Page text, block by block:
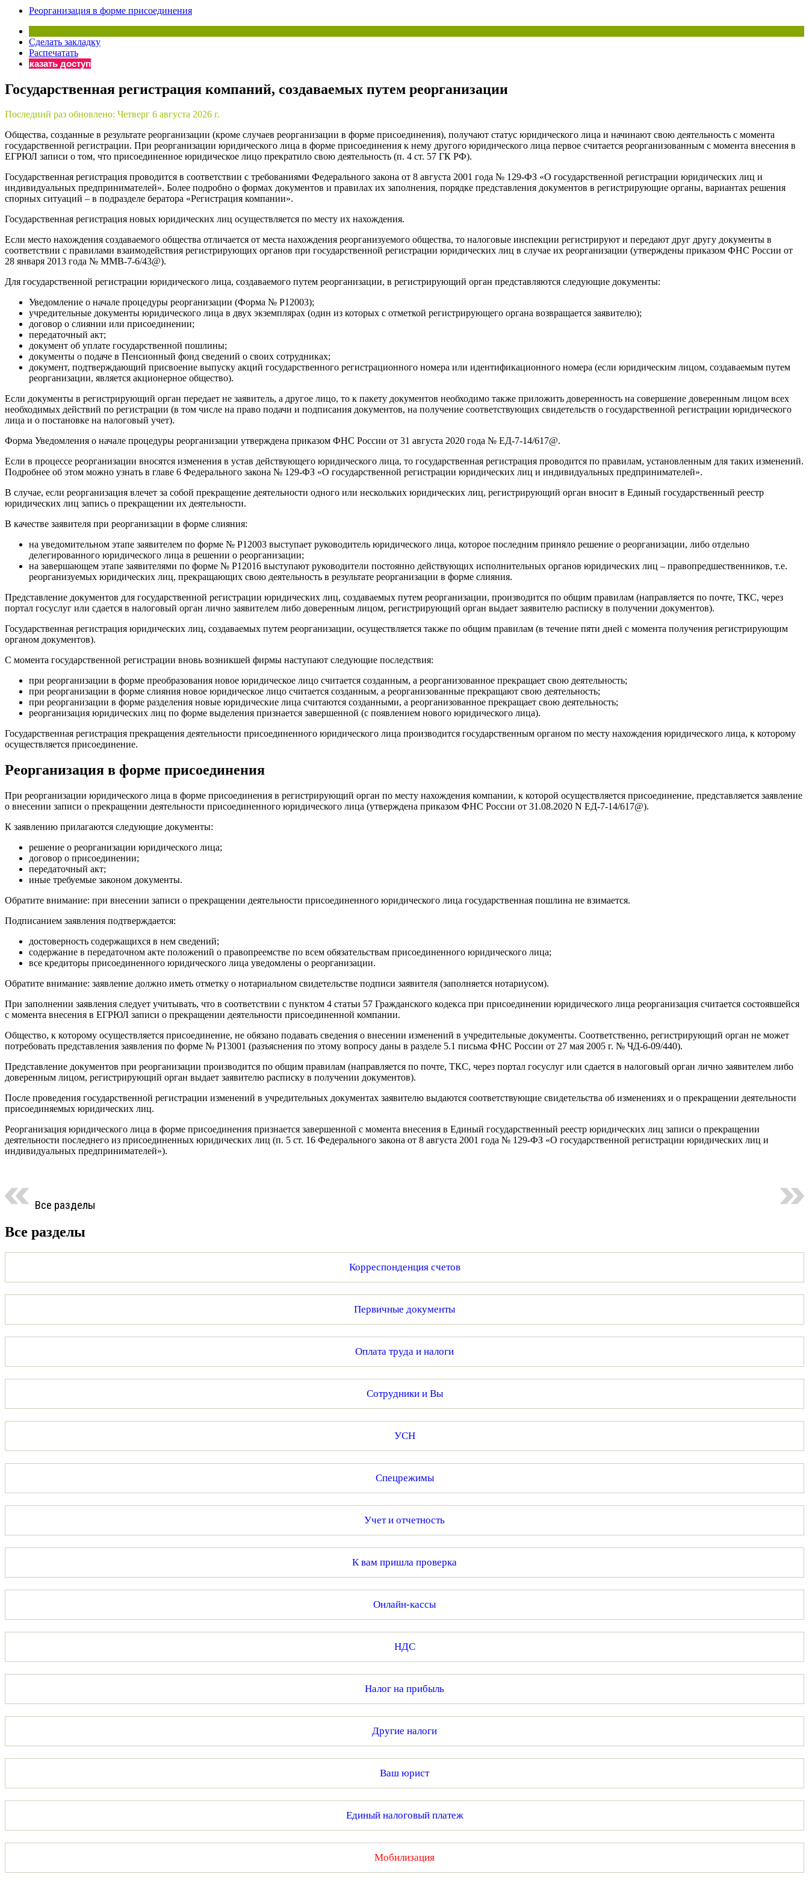
«Практическая энциклопедия бухгалтера»
Онлайн-сервисы «Учетная политика» и «Алгоритмы для бухгалтера»
Просто заполните форму, и мы вышлем вам на почту письмо с льготным счетом.
Реорганизация в форме присоединения
Сделать закладку
Распечатать
Заказать доступ
Государственная регистрация компаний, создаваемых путем реорганизации
Последний раз обновлено: Четверг 6 августа 2026 г.
Общества, созданные в результате реорганизации (кроме случаев реорганизации в форме присоединения), получают статус юридического лица и начинают свою деятельность с момента
государственной регистрации. При реорганизации юридического лица в форме присоединения к нему другого юридического лица первое считается реорганизованным с момента внесения в
ЕГРЮЛ записи о том, что присоединенное юридическое лицо прекратило свою деятельность (п. 4 ст. 57 ГК РФ).
Государственная регистрация проводится в соответствии с требованиями Федерального закона от 8 августа 2001 года № 129-ФЗ «О государственной регистрации юридических лиц и
индивидуальных предпринимателей». Более подробно о формах документов и правилах их заполнения, порядке представления документов в регистрирующие органы, вариантах решения
спорных ситуаций – в подразделе бератора «Регистрация компании».
Государственная регистрация новых юридических лиц осуществляется по месту их нахождения.
Если место нахождения создаваемого общества отличается от места нахождения реорганизуемого общества, то налоговые инспекции регистрируют и передают друг другу документы в
соответствии с правилами взаимодействия регистрирующих органов при государственной регистрации юридических лиц в случае их реорганизации (утверждены приказом ФНС России от
28 января 2013 года № ММВ-7-6/43@).
Для государственной регистрации юридического лица, создаваемого путем реорганизации, в регистрирующий орган представляются следующие документы:
Уведомление о начале процедуры реорганизации (Форма № Р12003);
учредительные документы юридического лица в двух экземплярах (один из которых с отметкой регистрирующего органа возвращается заявителю);
договор о слиянии или присоединении;
передаточный акт;
документ об уплате государственной пошлины;
документы о подаче в Пенсионный фонд сведений о своих сотрудниках;
документ, подтверждающий присвоение выпуску акций государственного регистрационного номера или идентификационного номера (если юридическим лицом, создаваемым путем
реорганизации, является акционерное общество).
Если документы в регистрирующий орган передает не заявитель, а другое лицо, то к пакету документов необходимо также приложить доверенность на совершение доверенным лицом всех
необходимых действий по регистрации (в том числе на право подачи и подписания документов, на получение соответствующих свидетельств о государственной регистрации юридического
лица и о постановке на налоговый учет).
Форма Уведомления о начале процедуры реорганизации утверждена приказом ФНС России от 31 августа 2020 года № ЕД-7-14/617@.
Если в процессе реорганизации вносятся изменения в устав действующего юридического лица, то государственная регистрация проводится по правилам, установленным для таких изменений.
Подробнее об этом можно узнать в главе 6 Федерального закона № 129-ФЗ «О государственной регистрации юридических лиц и индивидуальных предпринимателей».
В случае, если реорганизация влечет за собой прекращение деятельности одного или нескольких юридических лиц, регистрирующий орган вносит в Единый государственный реестр
юридических лиц запись о прекращении их деятельности.
В качестве заявителя при реорганизации в форме слияния:
на уведомительном этапе заявителем по форме № Р12003 выступает руководитель юридического лица, которое последним приняло решение о реорганизации, либо отдельно
делегированного юридического лица в решении о реорганизации;
на завершающем этапе заявителями по форме № Р12016 выступают руководители постоянно действующих исполнительных органов юридических лиц – правопредшественников, т.е.
реорганизуемых юридических лиц, прекращающих свою деятельность в результате реорганизации в форме слияния.
Представление документов для государственной регистрации юридических лиц, создаваемых путем реорганизации, производится по общим правилам (направляется по почте, ТКС, через
портал госуслуг или сдается в налоговый орган лично заявителем либо доверенным лицом, регистрирующий орган выдает заявителю расписку в получении документов).
Государственная регистрация юридических лиц, создаваемых путем реорганизации, осуществляется также по общим правилам (в течение пяти дней с момента получения регистрирующим
органом документов).
С момента государственной регистрации вновь возникшей фирмы наступают следующие последствия:
при реорганизации в форме преобразования новое юридическое лицо считается созданным, а реорганизованное прекращает свою деятельность;
при реорганизации в форме слияния новое юридическое лицо считается созданным, а реорганизованные прекращают свою деятельность;
при реорганизации в форме разделения новые юридические лица считаются созданными, а реорганизованное прекращает свою деятельность;
реорганизация юридических лиц по форме выделения признается завершенной (с появлением нового юридического лица).
Государственная регистрация прекращения деятельности присоединенного юридического лица производится государственным органом по месту нахождения юридического лица, к которому
осуществляется присоединение.
Реорганизация в форме присоединения
При реорганизации юридического лица в форме присоединения в регистрирующий орган по месту нахождения компании, к которой осуществляется присоединение, представляется заявление
о внесении записи о прекращении деятельности присоединенного юридического лица (утверждена приказом ФНС России от 31.08.2020 N ЕД-7-14/617@).
К заявлению прилагаются следующие документы:
решение о реорганизации юридического лица;
договор о присоединении;
передаточный акт;
иные требуемые законом документы.
Обратите внимание: при внесении записи о прекращении деятельности присоединенного юридического лица государственная пошлина не взимается.
Подписанием заявления подтверждается:
достоверность содержащихся в нем сведений;
содержание в передаточном акте положений о правопреемстве по всем обязательствам присоединенного юридического лица;
все кредиторы присоединенного юридического лица уведомлены о реорганизации.
Обратите внимание: заявление должно иметь отметку о нотариальном свидетельстве подписи заявителя (заполняется нотариусом).
При заполнении заявления следует учитывать, что в соответствии с пунктом 4 статьи 57 Гражданского кодекса при присоединении юридического лица реорганизация считается состоявшейся
с момента внесения в ЕГРЮЛ записи о прекращении деятельности присоединенной компании.
Общество, к которому осуществляется присоединение, не обязано подавать сведения о внесении изменений в учредительные документы. Соответственно, регистрирующий орган не может
потребовать представления заявления по форме № Р13001 (разъяснения по этому вопросу даны в разделе 5.1 письма ФНС России от 27 мая 2005 г. № ЧД-6-09/440).
Представление документов при реорганизации производится по общим правилам (направляется по почте, ТКС, через портал госуслуг или сдается в налоговый орган лично заявителем либо
доверенным лицом, регистрирующий орган выдает заявителю расписку в получении документов).
После проведения государственной регистрации изменений в учредительных документах заявителю выдаются соответствующие свидетельства об изменениях и о прекращении деятельности
присоединяемых юридических лиц.
Реорганизация юридического лица в форме присоединения признается завершенной с момента внесения в Единый государственный реестр юридических лиц записи о прекращении
деятельности последнего из присоединенных юридических лиц (п. 5 ст. 16 Федерального закона от 8 августа 2001 года № 129-ФЗ «О государственной регистрации юридических лиц и
индивидуальных предпринимателей»).
Все разделы
Все разделы
Корреспонденция счетов
Первичные документы
Оплата труда и налоги
Сотрудники и Вы
УСН
Спецрежимы
Учет и отчетность
К вам пришла проверка
Онлайн-кассы
НДС
Налог на прибыль
Другие налоги
Ваш юрист
Единый налоговый платеж
Мобилизация